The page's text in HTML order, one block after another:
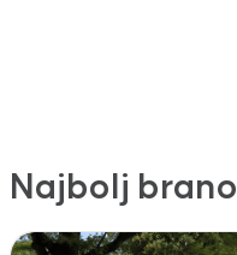
Najbolj brano